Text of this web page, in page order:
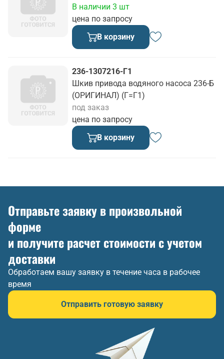
цена по запросу
В наличии 3 шт
В корзину
236-1307216-Г1
Шкив привода водяного насоса 236-Б
(ОРИГИНАЛ) (Г=Г1)
цена по запросу
под заказ
В корзину
Отправьте заявку в произвольной
форме
и получите расчет стоимости с учетом
доставки
Обработаем вашу заявку в течение часа в рабочее
время
Отправить готовую заявку